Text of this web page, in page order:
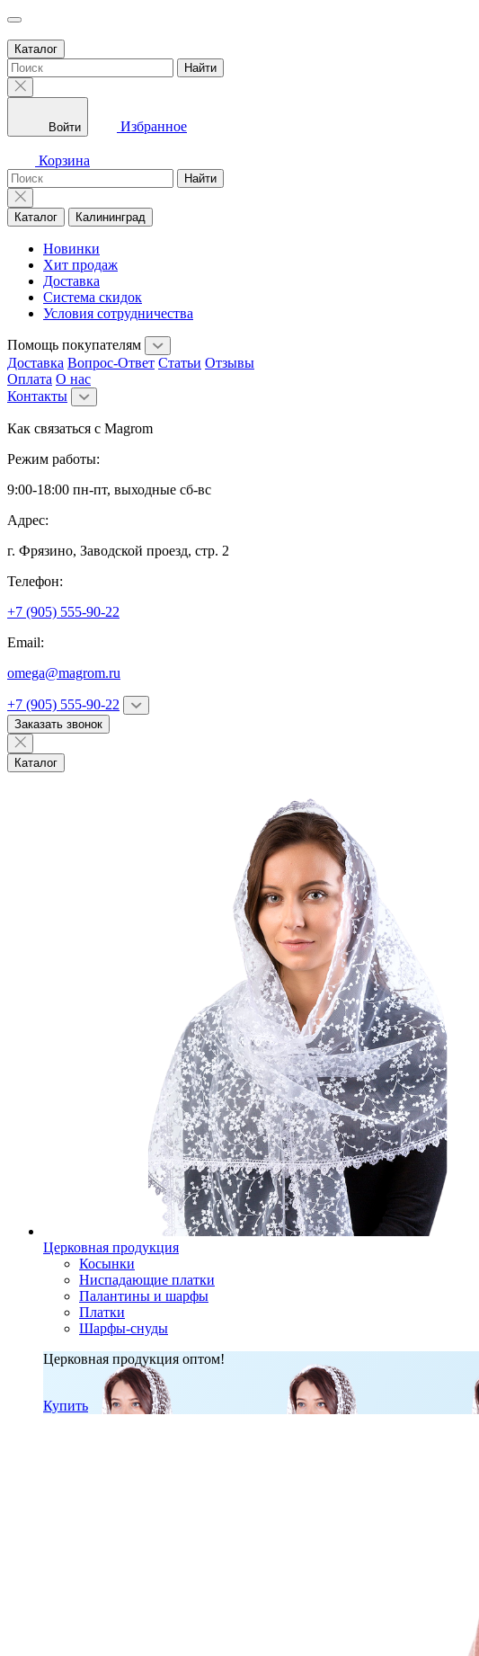
Каталог
Найти
Войти Избранное
Корзина
Найти
Каталог Калининград
Новинки
Хит продаж
Доставка
Система скидок
Условия сотрудничества
Помощь покупателям
Доставка Вопрос-Ответ Статьи Отзывы
Оплата О нас
Контакты
Как связаться с Magrom
Режим работы:
9:00-18:00 пн-пт, выходные сб-вс
Адрес:
г. Фрязино, Заводской проезд, стр. 2
Телефон:
+7 (905) 555-90-22
Email:
omega@magrom.ru
+7 (905) 555-90-22
Заказать звонок
Каталог
Церковная продукция
Косынки
Ниспадающие платки
Палантины и шарфы
Платки
Шарфы-снуды
Церковная продукция оптом!
Купить